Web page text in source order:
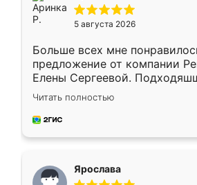
5 августа 2026
Больше всех мне
предложение от компании
Елены Сергеевой.
короткие сроки
для замера сотрудник
предложил по моему эскизу
Читать полностью
Ярослава